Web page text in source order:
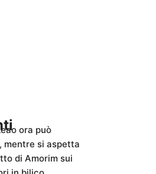
ora può
mentre si aspetta
di Amorim sui